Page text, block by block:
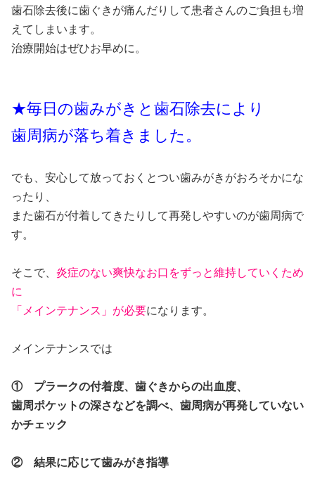
歯石除去後に歯ぐきが痛んだりして患者さんのご負担も増
えてしまいます。
治療開始はぜひお早めに。
★毎日の歯みがきと歯石除去により
歯周病が落ち着きました。
でも、安心して放っておくとつい歯みがきがおろそかにな
ったり、
また歯石が付着してきたりして再発しやすいのが歯周病で
す。
そこで、 炎症のない爽快なお口をずっと維持していくため
に
「メインテナンス」が必要になります。
メインテナンスでは
① プラークの付着度、歯ぐきからの出血度、
歯周ポケットの深さなどを調べ、歯周病が再発していない
かチェック
② 結果に応じて歯みがき指導